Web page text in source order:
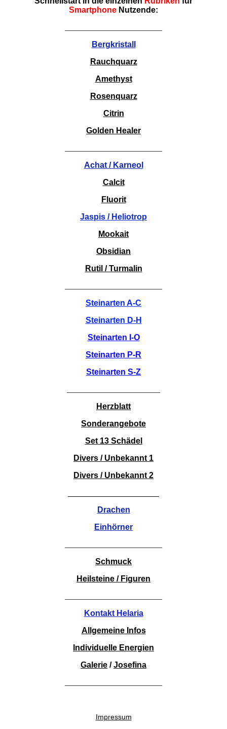
Smartphone Nutzende:
Bergkristall
Rauchquarz
Amethyst
Rosenquarz
Citrin
Golden Healer
Achat / Karneol
Calcit
Fluorit
Jaspis / Heliotrop
Mookait
Obsidian
Rutil / Turmalin
Steinarten A-C
Steinarten D-H
Steinarten I-O
Steinarten P-R
Steinarten S-Z
Herzblatt
Sonderangebote
Set 13 Schädel
Divers / Unbekannt 1
Divers / Unbekannt 2
Drachen
Einhörner
Schmuck
Heilsteine / Figuren
Kontakt Helaria
Allgemeine Infos
Individuelle Energien
Galerie /Josefina
Impressum